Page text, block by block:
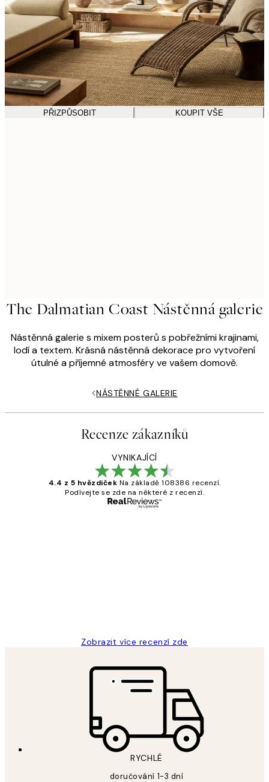
PŘIZPŮSOBIT KOUPIT VŠE
The Dalmatian Coast Nástěnná galerie
Nástěnná galerie s mixem posterů s pobřežními krajinami,
lodí a textem. Krásná nástěnná dekorace pro vytvoření
útulné a příjemné atmosféry ve vašem domově.
NÁSTĚNNÉ GALERIE
Recenze zákazníků
VYNIKAJÍCÍ
4.4 z 5 hvězdiček Na základě 108386 recenzí.
Podívejte se zde na některé z recenzí.
Zobrazit více recenzí zde
RYCHLÉ
doručování 1-3 dní